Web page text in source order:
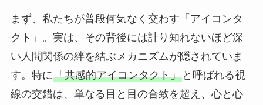
まず、私たちが普段何気なく交わす「アイコンタ
クト」。実は、その背後には計り知れないほど深
い人間関係の絆を結ぶメカニズムが隠されていま
す。特に「共感的アイコンタクト」と呼ばれる視
線の交錯は、単なる目と目の合致を超え、心と心